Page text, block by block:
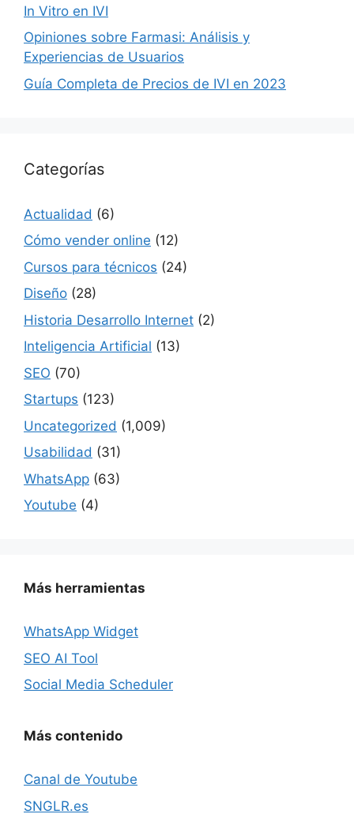
In Vitro en IVI
Opiniones sobre Farmasi: Análisis y
Experiencias de Usuarios
Guía Completa de Precios de IVI en 2023
Categorías
Actualidad (6)
Cómo vender online (12)
Cursos para técnicos (24)
Diseño (28)
Historia Desarrollo Internet (2)
Inteligencia Artificial (13)
SEO (70)
Startups (123)
Uncategorized (1,009)
Usabilidad (31)
WhatsApp (63)
Youtube (4)
Más herramientas
WhatsApp Widget
SEO AI Tool
Social Media Scheduler
Más contenido
Canal de Youtube
SNGLR.es